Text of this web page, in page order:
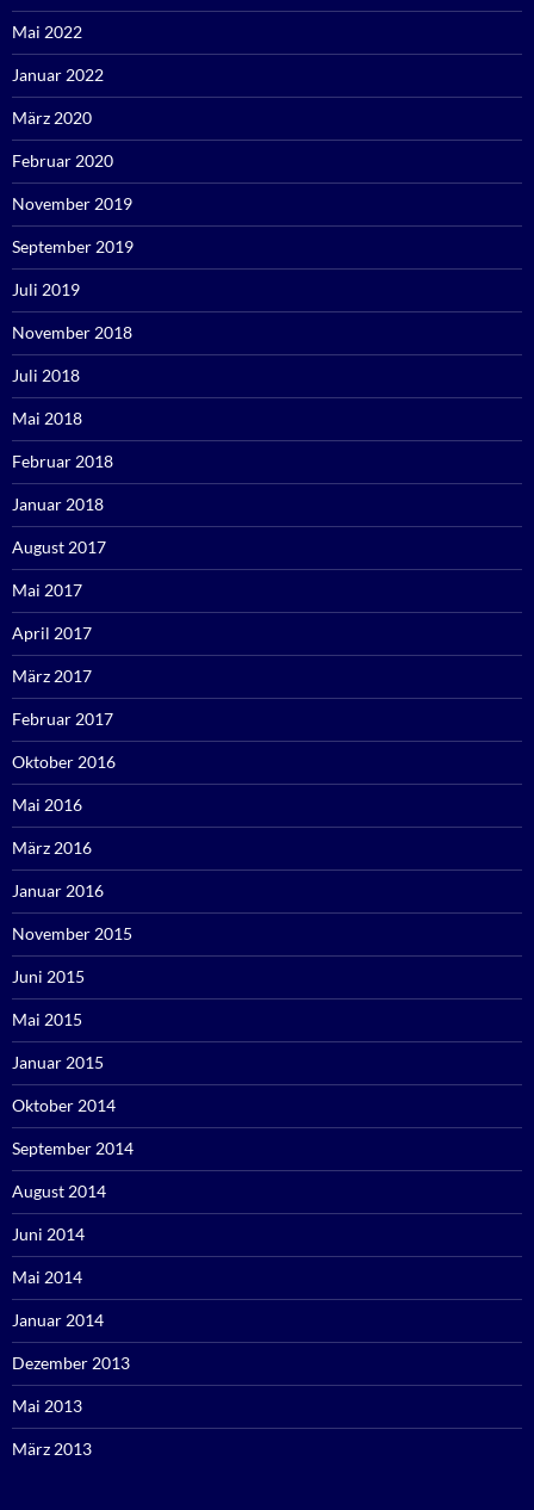
Mai 2022
Januar 2022
März 2020
Februar 2020
November 2019
September 2019
Juli 2019
November 2018
Juli 2018
Mai 2018
Februar 2018
Januar 2018
August 2017
Mai 2017
April 2017
März 2017
Februar 2017
Oktober 2016
Mai 2016
März 2016
Januar 2016
November 2015
Juni 2015
Mai 2015
Januar 2015
Oktober 2014
September 2014
August 2014
Juni 2014
Mai 2014
Januar 2014
Dezember 2013
Mai 2013
März 2013